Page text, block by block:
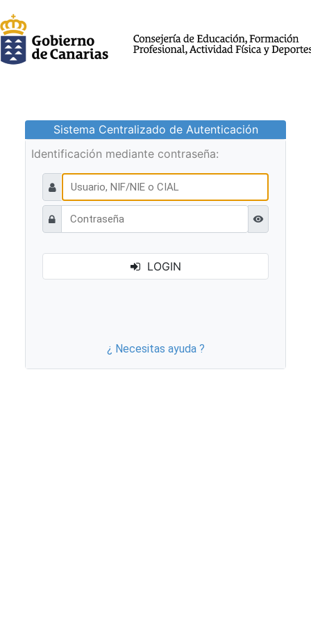
Sistema Centralizado de Autenticación
Identificación mediante contraseña:
Ver
LOGIN
¿ Necesitas ayuda ?